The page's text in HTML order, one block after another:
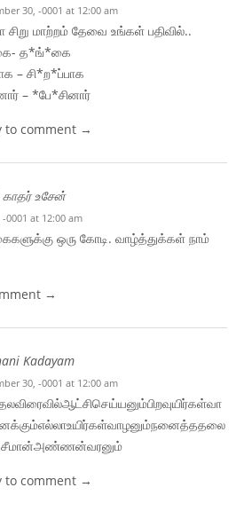
30, -0001 at 12:00 am
சிறு மாற்றம் தேவை உங்கள் பதிவில்..
த*ங்*கை
– சி*ற*ப்பாக
– *பே*சினார்
to comment →
உசேன்
0001 at 12:00 am
ஒரு கோடி. வாழ்த்துக்கள் நாம்
→
Kadayam
30, -0001 at 12:00 am
to comment →